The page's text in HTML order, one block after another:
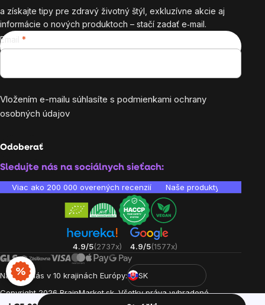
a získajte tipy pre zdravý životný štýl, exkluzívne akcie aj
informácie o nových produktoch – stačí zadať e‑mail.
Email
Vložením e-mailu súhlasíte s podmienkami ochrany
osobných údajov
Odoberať
Sledujte nás na sociálnych sieťach:
Viac ako 200 000 overených recenzií Naše produkty sú
4.9/5(2737x) 4.9/5(1577x)
Nájdete nás v 10 krajinách Európy:
SK
Copyright2026BrainMarket.sk. Všetky práva vyhradené.